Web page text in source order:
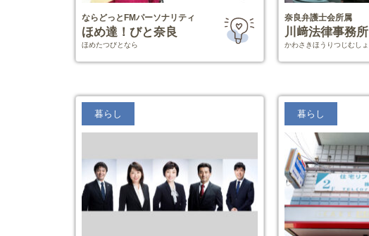
ならどっとFMパーソナリティ
ほめ達！びと奈良
ほめたつびとなら
奈良弁護士会所属
川﨑法律事務所
かわさきほうりつじむしょ
暮らし 暮らし